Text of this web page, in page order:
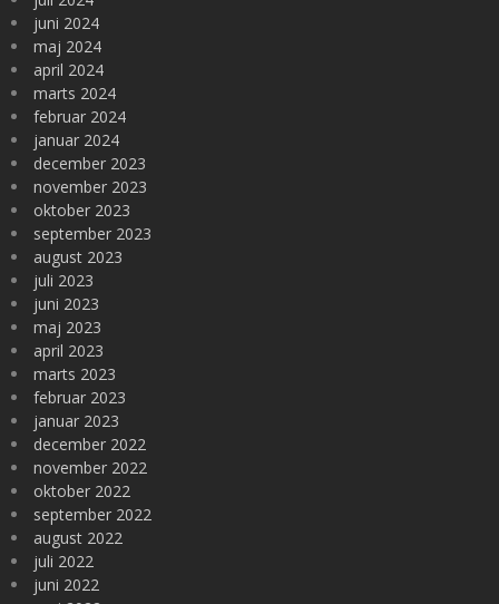
juni 2024
maj 2024
april 2024
marts 2024
februar 2024
januar 2024
december 2023
november 2023
oktober 2023
september 2023
august 2023
juli 2023
juni 2023
maj 2023
april 2023
marts 2023
februar 2023
januar 2023
december 2022
november 2022
oktober 2022
september 2022
august 2022
juli 2022
juni 2022